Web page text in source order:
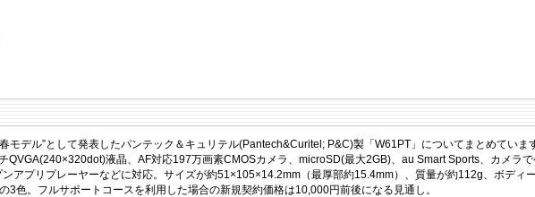
デル”として発表したパンテック＆キュリテル(Pantech&Curitel; P&C)製「W61PT」についてまとめていま
QVGA(240×320dot)液晶、AF対応197万画素CMOSカメラ、microSD(最大2GB)、au Smart Sports、カメラで
アプリプレーヤーなどに対応。サイズが約51×105×14.2mm（最厚部約15.4mm）、質量が約112g、ボディ
3色。フルサポートコースを利用した場合の新規契約価格は10,000円前後になる見通し。